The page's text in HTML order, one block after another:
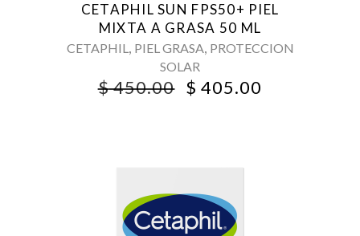
CETAPHIL SUN FPS50+ PIEL
MIXTA A GRASA 50 ML
CETAPHIL, PIEL GRASA, PROTECCION
SOLAR
$450.00 ORIGINAL
$ 405.00